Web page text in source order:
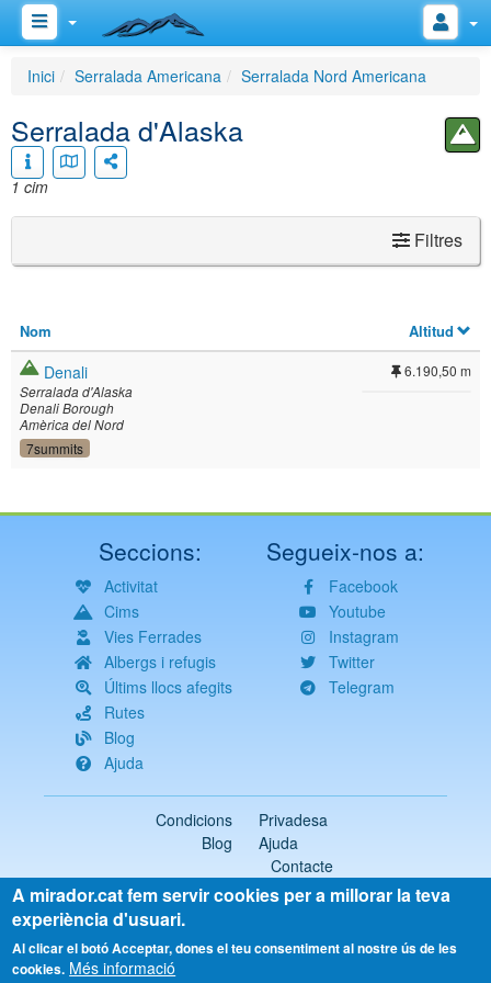
Inici Serralada Americana Serralada Nord Americana
Serralada d'Alaska
1 cim
Filtres
Nom Altitud
Denali
Serralada d'Alaska
Denali Borough
Amèrica del Nord
7summits
6.190,50 m
Seccions:
Activitat
Cims
Vies Ferrades
Albergs i refugis
Últims llocs afegits
Rutes
Blog
Ajuda
Segueix-nos a:
Facebook
Youtube
Instagram
Twitter
Telegram
Condicions
Privadesa
Blog
Ajuda
Contacte
2018-2026 ©mirador.cat
Tots els drets reservats
Select
A mirador.cat fem servir cookies per a millorar la teva
experiència d'usuari.
Al clicar el botó Acceptar, dones el teu consentiment al nostre ús de les
cookies. Més informació